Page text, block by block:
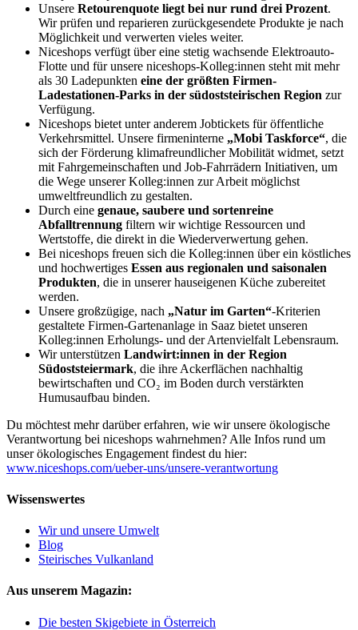
Unsere Retourenquote liegt bei nur rund drei Prozent.
Wir prüfen und reparieren zurückgesendete Produkte je nach
Möglichkeit und verwerten vieles weiter.
Niceshops verfügt über eine stetig wachsende Elektroauto-
Flotte und für unsere niceshops-Kolleg:innen steht mit mehr
als 30 Ladepunkten eine der größten Firmen-
Ladestationen-Parks in der südoststeirischen Region zur
Verfügung.
Niceshops bietet unter anderem Jobtickets für öffentliche
Verkehrsmittel. Unsere firmeninterne „Mobi Taskforce“, die
sich der Förderung klimafreundlicher Mobilität widmet, setzt
mit Fahrgemeinschaften und Job-Fahrrädern Initiativen, um
die Wege unserer Kolleg:innen zur Arbeit möglichst
umweltfreundlich zu gestalten.
Durch eine genaue, saubere und sortenreine
Abfalltrennung filtern wir wichtige Ressourcen und
Wertstoffe, die direkt in die Wiederverwertung gehen.
Bei niceshops freuen sich die Kolleg:innen über ein köstliches
und hochwertiges Essen aus regionalen und saisonalen
Produkten, die in unserer hauseigenen Küche zubereitet
werden.
Unsere großzügige, nach „Natur im Garten“-Kriterien
gestaltete Firmen-Gartenanlage in Saaz bietet unseren
Kolleg:innen Erholungs- und der Artenvielfalt Lebensraum.
Wir unterstützen Landwirt:innen in der Region
Südoststeiermark, die ihre Ackerflächen nachhaltig
bewirtschaften und CO₂ im Boden durch verstärkten
Humusaufbau binden.
Du möchtest mehr darüber erfahren, wie wir unsere ökologische
Verantwortung bei niceshops wahrnehmen? Alle Infos rund um
unser ökologisches Engagement findest du hier:
www.niceshops.com/ueber-uns/unsere-verantwortung
Wissenswertes
Wir und unsere Umwelt
Blog
Steirisches Vulkanland
Aus unserem Magazin:
Die besten Skigebiete in Österreich